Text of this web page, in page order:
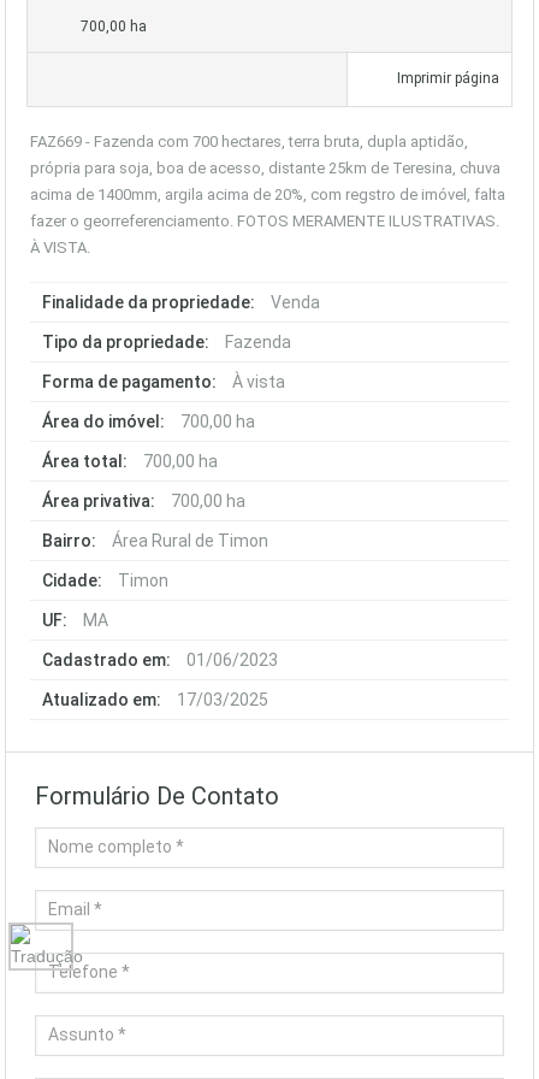
700,00 ha
Imprimir página
FAZ669 - Fazenda com 700 hectares, terra bruta, dupla aptidão,
própria para soja, boa de acesso, distante 25km de Teresina, chuva
acima de 1400mm, argila acima de 20%, com regstro de imóvel, falta
fazer o georreferenciamento. FOTOS MERAMENTE ILUSTRATIVAS.
À VISTA.
Finalidade da propriedade: Venda
Tipo da propriedade: Fazenda
Forma de pagamento: À vista
Área do imóvel: 700,00 ha
Área total: 700,00 ha
Área privativa: 700,00 ha
Bairro: Área Rural de Timon
Cidade: Timon
UF: MA
Cadastrado em: 01/06/2023
Atualizado em: 17/03/2025
Formulário De Contato